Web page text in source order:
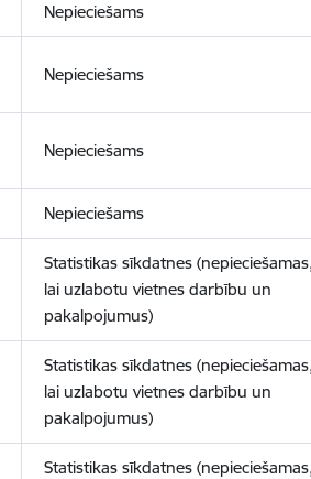
Nepieciešams
Nepieciešams
Nepieciešams
Nepieciešams
Statistikas sīkdatnes (nepieciešamas,
lai uzlabotu vietnes darbību un
pakalpojumus)
Statistikas sīkdatnes (nepieciešamas,
lai uzlabotu vietnes darbību un
pakalpojumus)
Statistikas sīkdatnes (nepieciešamas,